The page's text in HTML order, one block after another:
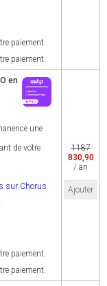
paiement.
paiement.
en
une
de votre
sur Chorus
paiement.
paiement.
1187
830,90
/ an
Ajouter